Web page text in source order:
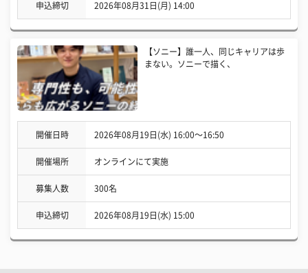
申込締切 2026年08月31日(月) 14:00
【ソニー】誰一人、同じキャリアは歩
まない。ソニーで描く、
開催日時 2026年08月19日(水) 16:00〜16:50
開催場所 オンラインにて実施
募集人数 300名
申込締切 2026年08月19日(水) 15:00